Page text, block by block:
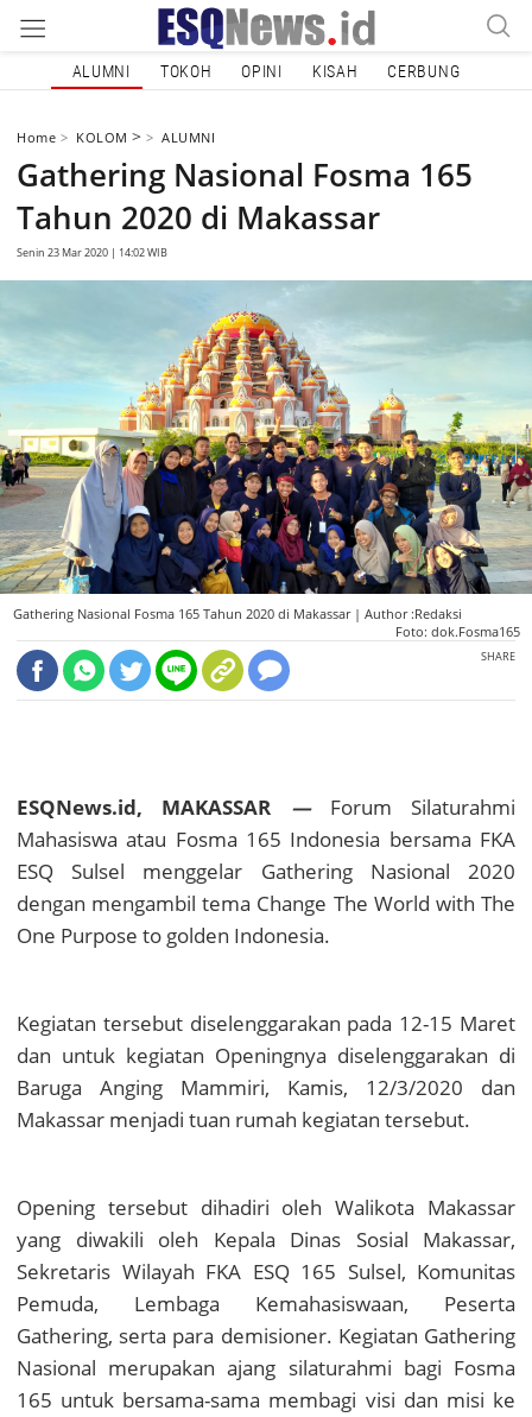
ALUMNI TOKOH OPINI KISAH CERBUNG
Home KOLOM> ALUMNI
Gathering Nasional Fosma 165
Tahun 2020 di Makassar
Senin 23 Mar 2020 | 14:02 WIB
Gathering Nasional Fosma 165 Tahun 2020 di Makassar | Author :Redaksi
Foto: dok.Fosma165
SHARE
ESQNews.id, MAKASSAR — Forum Silaturahmi
Mahasiswa atau Fosma 165 Indonesia bersama FKA
ESQ Sulsel menggelar Gathering Nasional 2020
dengan mengambil tema Change The World with The
One Purpose to golden Indonesia.
Kegiatan tersebut diselenggarakan pada 12-15 Maret
dan untuk kegiatan Openingnya diselenggarakan di
Baruga Anging Mammiri, Kamis, 12/3/2020 dan
Makassar menjadi tuan rumah kegiatan tersebut.
Opening tersebut dihadiri oleh Walikota Makassar
yang diwakili oleh Kepala Dinas Sosial Makassar,
Sekretaris Wilayah FKA ESQ 165 Sulsel, Komunitas
Pemuda, Lembaga Kemahasiswaan, Peserta
Gathering, serta para demisioner. Kegiatan Gathering
Nasional merupakan ajang silaturahmi bagi Fosma
165 untuk bersama-sama membagi visi dan misi ke